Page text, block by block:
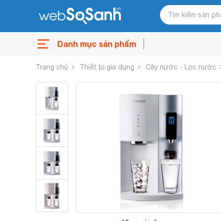
Danh mục sản phẩm
Trang chủ Thiết bị gia dụng Cây nước - Lọc nước